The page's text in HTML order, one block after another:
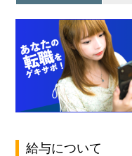
給与について